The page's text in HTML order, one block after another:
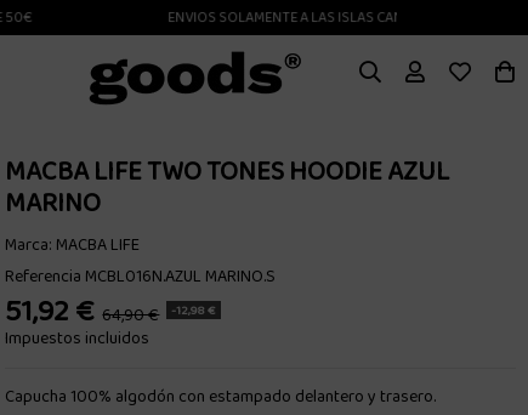
ENVIOS SOLAMENTE A LAS ISLAS CANARIAS
MACBA LIFE TWO TONES HOODIE AZUL
MARINO
Marca: MACBA LIFE
Referencia MCBL016N.AZUL MARINO.S
51,92 € 64,90 € -12,98 €
Impuestos incluidos
Capucha 100% algodón con estampado delantero y trasero.